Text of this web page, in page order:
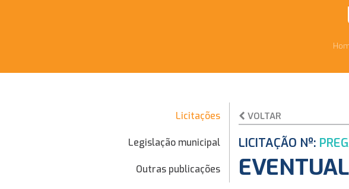
Licitações
Legislação municipal
Outras publicações
VOLTAR
LICITAÇÃO Nº: